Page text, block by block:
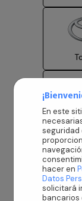
En este
seguridad
hacer en
Datos
solicitará
bancarios